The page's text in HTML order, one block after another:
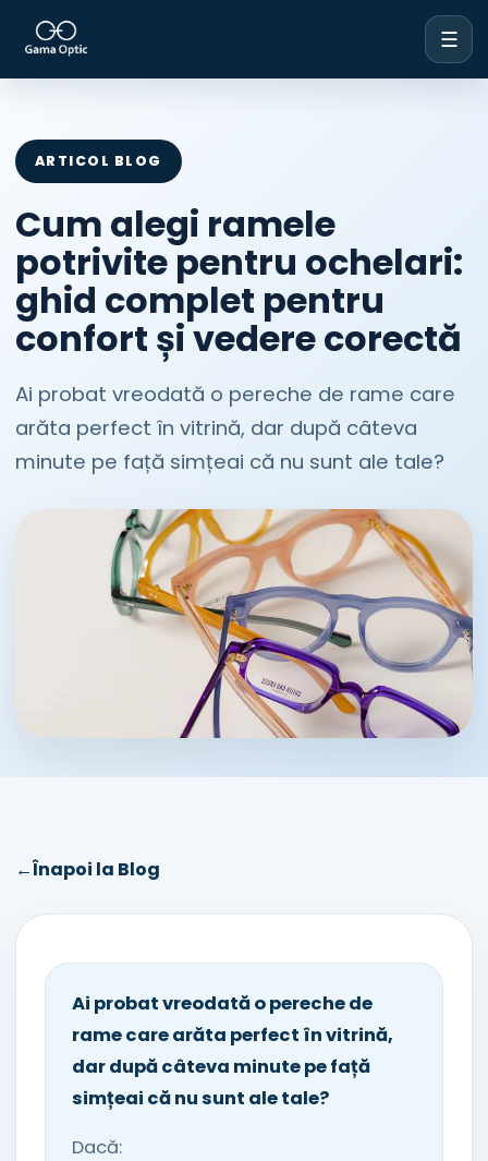
☰
ARTICOL BLOG
Cum alegi ramele
potrivite pentru ochelari:
ghid complet pentru
confort și vedere corectă
Ai probat vreodată o pereche de rame care
arăta perfect în vitrină, dar după câteva
minute pe față simțeai că nu sunt ale tale?
←Înapoi la Blog
Ai probat vreodată o pereche de
rame care arăta perfect în vitrină,
dar după câteva minute pe față
simțeai că nu sunt ale tale?
Dacă: